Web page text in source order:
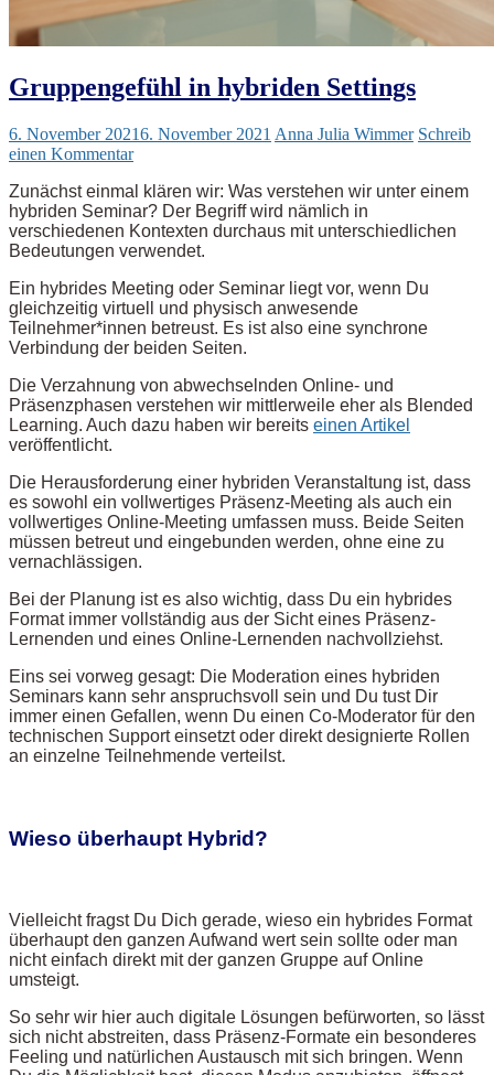
Gruppengefühl in hybriden Settings
6. November 20216. November 2021 Anna Julia Wimmer Schreib
einen Kommentar
Zunächst einmal klären wir: Was verstehen wir unter einem
hybriden Seminar? Der Begriff wird nämlich in
verschiedenen Kontexten durchaus mit unterschiedlichen
Bedeutungen verwendet.
Ein hybrides Meeting oder Seminar liegt vor, wenn Du
gleichzeitig virtuell und physisch anwesende
Teilnehmer*innen betreust. Es ist also eine synchrone
Verbindung der beiden Seiten.
Die Verzahnung von abwechselnden Online- und
Präsenzphasen verstehen wir mittlerweile eher als Blended
Learning. Auch dazu haben wir bereits einen Artikel
veröffentlicht.
Die Herausforderung einer hybriden Veranstaltung ist, dass
es sowohl ein vollwertiges Präsenz-Meeting als auch ein
vollwertiges Online-Meeting umfassen muss. Beide Seiten
müssen betreut und eingebunden werden, ohne eine zu
vernachlässigen.
Bei der Planung ist es also wichtig, dass Du ein hybrides
Format immer vollständig aus der Sicht eines Präsenz-
Lernenden und eines Online-Lernenden nachvollziehst.
Eins sei vorweg gesagt: Die Moderation eines hybriden
Seminars kann sehr anspruchsvoll sein und Du tust Dir
immer einen Gefallen, wenn Du einen Co-Moderator für den
technischen Support einsetzt oder direkt designierte Rollen
an einzelne Teilnehmende verteilst.
Wieso überhaupt Hybrid?
Vielleicht fragst Du Dich gerade, wieso ein hybrides Format
überhaupt den ganzen Aufwand wert sein sollte oder man
nicht einfach direkt mit der ganzen Gruppe auf Online
umsteigt.
So sehr wir hier auch digitale Lösungen befürworten, so lässt
sich nicht abstreiten, dass Präsenz-Formate ein besonderes
Feeling und natürlichen Austausch mit sich bringen. Wenn